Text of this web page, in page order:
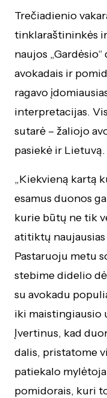
Trečiadienio
tinklaraštininkės
naujos
avokadais ir
ragavo
interpretacijas.
sutarė – žaliojo
pasiekė ir Lietuvą.
„Kiekvieną kartą
esamus duonos
kurie būtų ne tik
atitiktų
Pastaruoju metu
stebime didelio
su avokadu
iki maistingiausio
Įvertinus, kad
dalis, pristatome
patiekalo
pomidorais, kuri